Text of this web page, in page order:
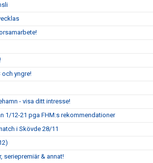
yngre!
- visa ditt intresse!
1/12-21 pga FHM:s rekommendationer
i Skövde 28/11
seriepremiär & annat!